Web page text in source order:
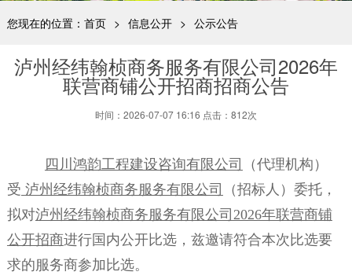
您现在的位置： 首页 > 信息公开 > 公示公告
泸州经纬翰桢商务服务有限公司2026年
联营商铺公开招商招商公告
时间：2026-07-07 16:16 点击：812次
四川鸿韵工程建设咨询有限公司
（代理机构）
受 泸州经纬翰桢商务服务有限公司
（招标人）委托，
拟对泸州经纬翰桢商务服务有限公司 2026年联营商铺
公开招商进行国内公开比选，兹邀请符合本次比选要
求的服务商参加比选。